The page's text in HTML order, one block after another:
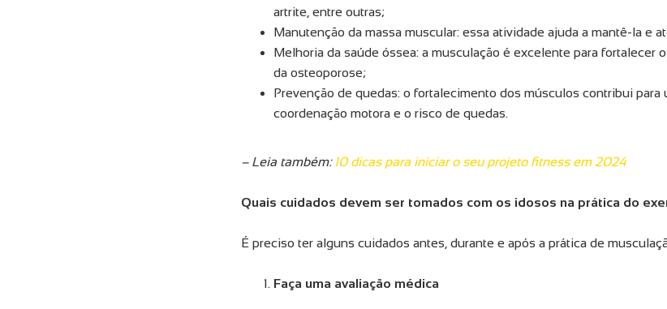
artrite, entre outras;
Manutenção da massa muscular: essa atividade ajuda a mantê-la e
Melhoria da saúde óssea: a musculação é excelente para fortalecer
da osteoporose;
Prevenção de quedas: o fortalecimento dos músculos contribui para
coordenação motora e o risco de quedas.
– Leia também: 10 dicas para iniciar o seu projeto fitness em 2024
Quais cuidados devem ser tomados com os idosos na prática do
É preciso ter alguns cuidados antes, durante e após a prática de
Faça uma avaliação médica